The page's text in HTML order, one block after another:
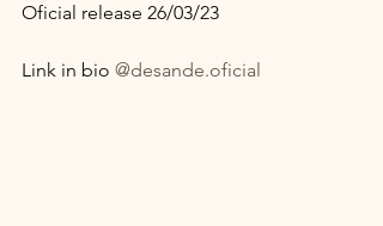
Oficial release 26/03/23
Link in bio @desande.oficial